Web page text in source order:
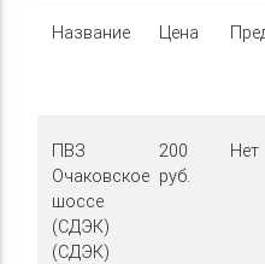
Название Цена
ПВЗ
Очаковское
шоссе
(СДЭК)
(СДЭК)
200
руб.
Нет